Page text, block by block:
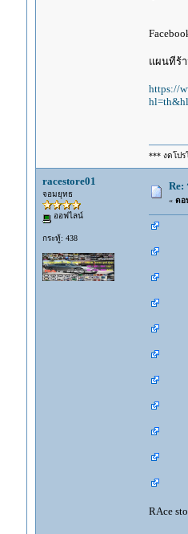
แผนทีร้
https://
*** งดโป
racestore01
จอมยุทธ
ออฟไลน์
กระทู้: 438
Re:
« ตอ
RAce